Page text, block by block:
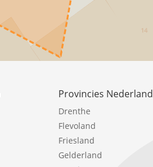
Provincies Nederland
Drenthe
Flevoland
Friesland
Gelderland